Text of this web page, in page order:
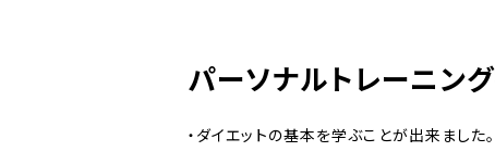
パーソナルトレーニン
・ダイエットの基本を学ぶことが出来ました。